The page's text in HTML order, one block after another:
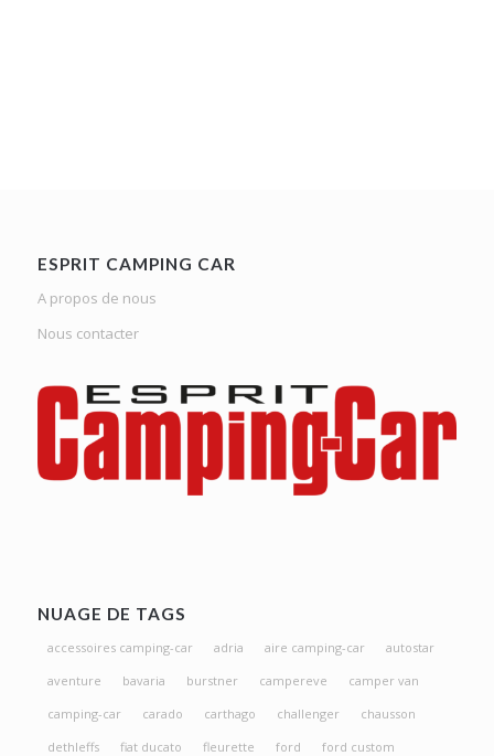
ESPRIT CAMPING CAR
A propos de nous
Nous contacter
NUAGE DE TAGS
accessoires camping-car adria aire camping-car
autostar
aventure
bavaria burstner campereve
camper van
camping-car
carado carthago challenger
chausson
dethleffs
fiat ducato fleurette ford
ford custom